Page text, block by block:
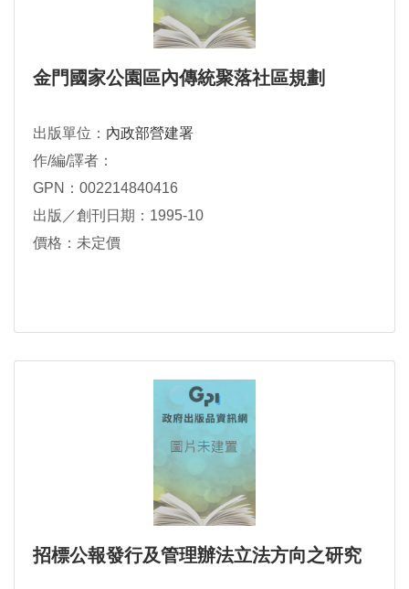
金門國家公園區內傳統聚落社區規劃
出版單位： 內政部營建署
作/編/譯者：
GPN：002214840416
出版／創刊日期：1995-10
價格：未定價
招標公報發行及管理辦法立法方向之研究